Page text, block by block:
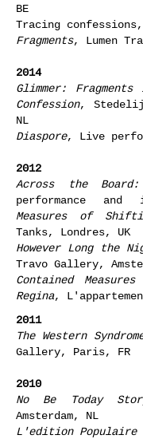
BE
Tracing confessions,
Fragments, Lumen
2014
Glimmer:
Confession, Stedelijk
NL
Diaspore, Live
2012
Across the
performance
Measures of
Tanks, Londres, UK
However Long the
Travo Gallery,
Contained
Regina,
2011
The Western
Gallery, Paris, FR
2010
No Be Today
Amsterdam, NL
L'edition Populaire